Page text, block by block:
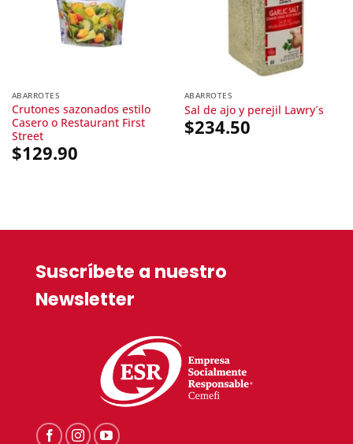
ABARROTES
Crutones sazonados estilo
Casero o Restaurant First
Street
$129.90
ABARROTES
Sal de ajo y perejil Lawry´s
$234.50
Suscríbete a nuestro
Newsletter